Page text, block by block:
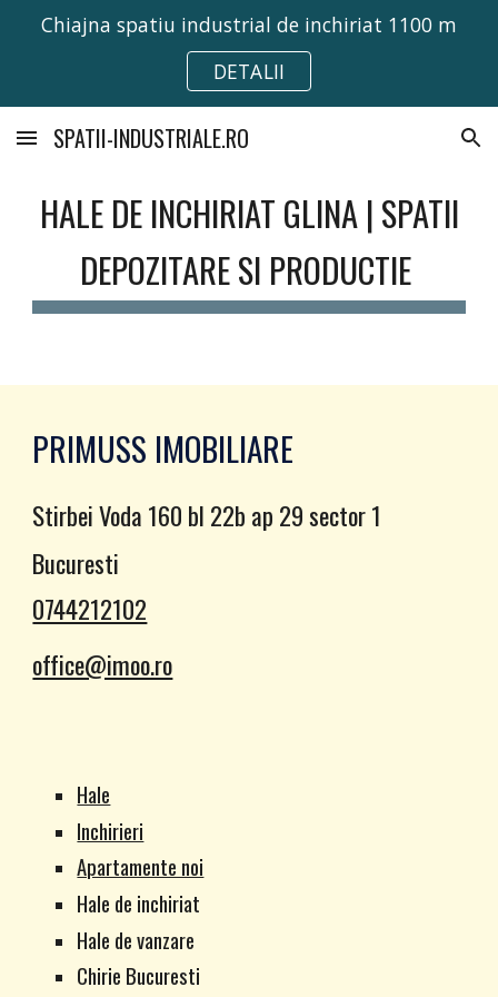
Skip to main content
Chiajna spatiu industrial de inchiriat 1100 m
DETALII
SPATII-INDUSTRIALE.RO
HALE DE INCHIRIAT GLINA | SPATII
DEPOZITARE SI PRODUCTIE
PRIMUSS IMOBILIARE
Stirbei Voda 160 bl 22b ap 29 sector 1
Bucuresti
0744212102
office@imoo.ro
Hale
Inchirieri
Apartamente noi
Hale de inchiriat
Hale de vanzare
Chirie Bucuresti